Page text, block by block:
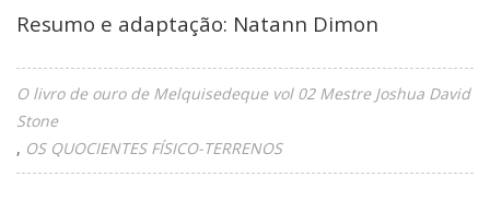
Resumo e adaptação: Natann Dimon
O livro de ouro de Melquisedeque vol 02 Mestre Joshua David
Stone
OS QUOCIENTES FÍSICO-TERRENOS